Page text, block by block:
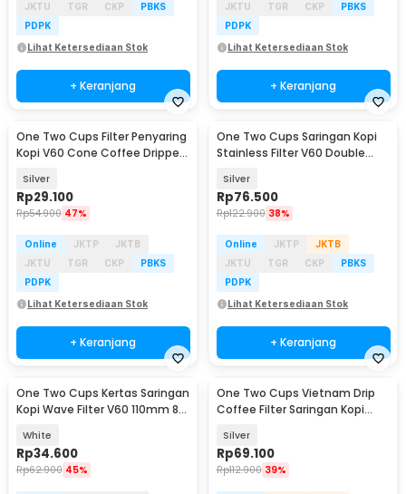
JKTU
TGR CKP
PBKS
PDPK
Lihat Ketersediaan Stok
+ Keranjang
JKTU
TGR CKP
PBKS
PDPK
Lihat Ketersediaan Stok
+ Keranjang
One Two Cups Filter Penyaring
Kopi V60 Cone Coffee Dripper
Silver
Rp29.100
Rp54.900 47%
Online JKTP
JKTB
JKTU
TGR CKP
PBKS
PDPK
Lihat Ketersediaan Stok
+ Keranjang
One Two Cups Saringan Kopi
Stainless Filter V60 Double
Silver
Rp76.500
Rp122.900 38%
Online JKTP
JKTB
JKTU
TGR CKP
PBKS
PDPK
Lihat Ketersediaan Stok
+ Keranjang
One Two Cups Kertas Saringan
Kopi Wave Filter V60 110mm 8-
White
Rp34.600
Rp62.900 45%
One Two Cups Vietnam Drip
Coffee Filter Saringan Kopi
Silver
Rp69.100
Rp112.900 39%